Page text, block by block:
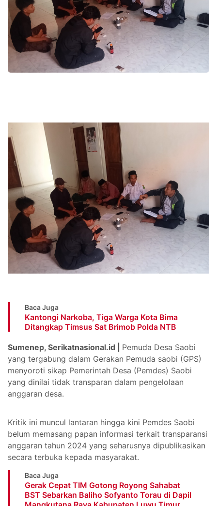
Baca Juga
Kantongi Narkoba, Tiga Warga Kota Bima
Ditangkap Timsus Sat Brimob Polda NTB
Sumenep, Serikatnasional.id | Pemuda Desa Saobi
yang tergabung dalam Gerakan Pemuda saobi (GPS)
menyoroti sikap Pemerintah Desa (Pemdes) Saobi
yang dinilai tidak transparan dalam pengelolaan
anggaran desa.
Kritik ini muncul lantaran hingga kini Pemdes Saobi
belum memasang papan informasi terkait transparansi
anggaran tahun 2024 yang seharusnya dipublikasikan
secara terbuka kepada masyarakat.
Baca Juga
Gerak Cepat TIM Gotong Royong Sahabat
BST Sebarkan Baliho Sofyanto Torau di Dapil